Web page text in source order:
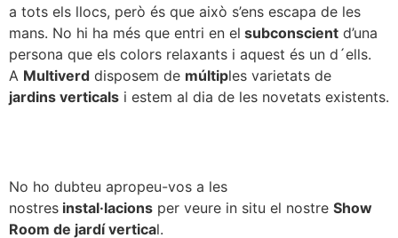
a tots els llocs, però és que això s’ens escapa de les
mans. No hi ha més que entri en el subconscient d’una
persona que els colors relaxants i aquest és un d´ells.
A Multiverd disposem de múltiples varietats de
jardins verticals i estem al dia de les novetats existents.
No ho dubteu apropeu-vos a les
nostres instal·lacions per veure in situ el nostre Show
Room de jardí vertical.